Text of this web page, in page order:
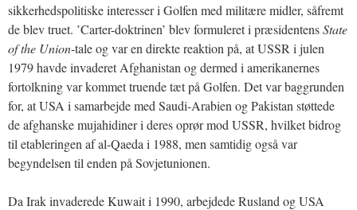
sikkerhedspolitiske interesser i Golfen med militære midler, såfremt
de blev truet. ’Carter-doktrinen’ blev formuleret i præsidentensState
of the Union-tale og var en direkte reaktion på, at USSR i julen
1979 havde invaderet Afghanistan og dermed i amerikanernes
fortolkning var kommet truende tæt på Golfen. Det var baggrunden
for, at USA i samarbejde med Saudi-Arabien og Pakistan støttede
de afghanske mujahidiner i deres oprør mod USSR, hvilket bidrog
til etableringen af al-Qaeda i 1988, men samtidig også var
begyndelsen til enden på Sovjetunionen.
Da Irak invaderede Kuwait i 1990, arbejdede Rusland og USA